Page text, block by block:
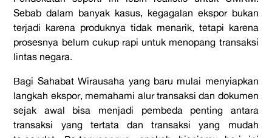
Sebab dalam banyak kasus, kegagalan ekspor bukan
terjadi karena produknya tidak menarik, tetapi karena
prosesnya belum cukup rapi untuk menopang transaksi
lintas negara.
Bagi Sahabat Wirausaha yang baru mulai menyiapkan
langkah ekspor, memahami alur transaksi dan dokumen
sejak awal bisa menjadi pembeda penting antara
transaksi yang tertata dan transaksi yang mudah